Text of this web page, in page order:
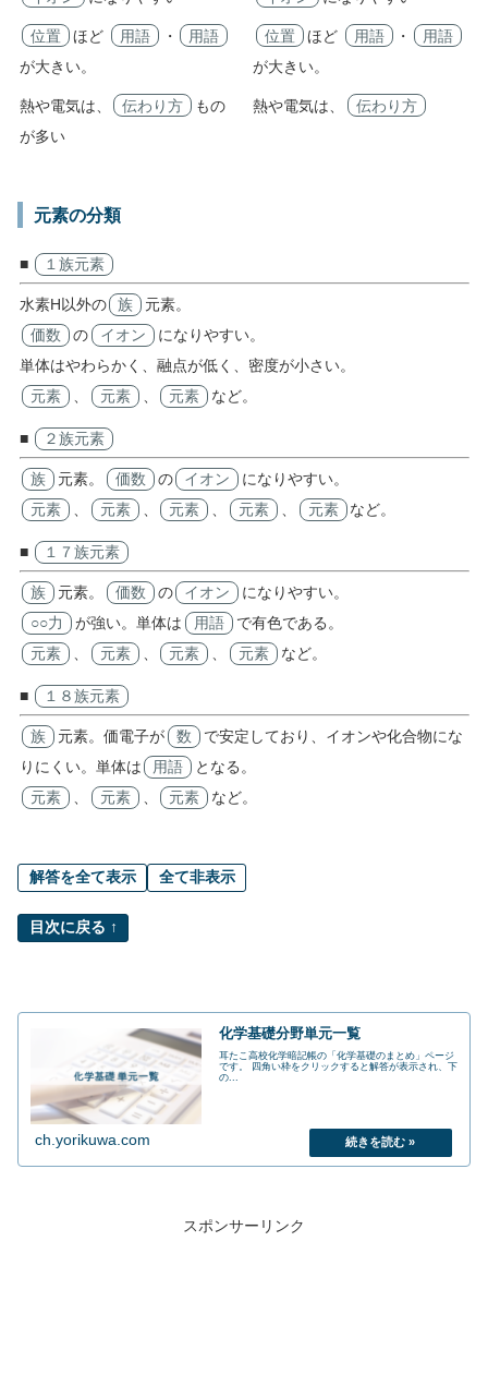
位置 ほど 用語 ・
用語
が大きい。
熱や電気は、 伝わり方
もの
が多い
位置 ほど 用語 ・
用語
が大きい。
熱や電気は、 伝わり方
元素の分類
■ １族元素
水素H以外の 族
元素。
価数
の イオン
になりやすい。
単体はやわらかく、融点が低く、密度が小さい。
元素
、 元素 、 元素 など。
■ ２族元素
族 元素。 価数 の イオン
になりやすい。
元素
、 元素 、 元素 、 元素 、 元素 など。
■ １７族元素
族 元素。 価数 の イオン
になりやすい。
○○力
が強い。単体は 用語
で有色である。
元素
、 元素 、 元素 、 元素 など。
■ １８族元素
族 元素。価電子が 数
で安定しており、イオンや化合物にな
りにくい。単体は
用語
となる。
元素
、 元素 、 元素 など。
解答を全て表示 全て非表示
目次に戻る ↑
化学基礎分野単元一覧
耳たこ高校化学暗記帳の「化学基礎のまとめ」ページ
です。 四角い枠をクリックすると解答が表示され、下
の...
ch.yorikuwa.com
スポンサーリンク